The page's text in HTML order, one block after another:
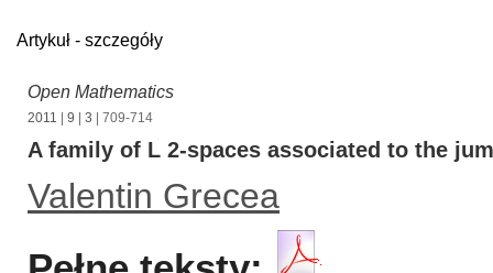
Artykuł - szczegóły
Open Mathematics
2011 9 3 | 709-714
A family of L 2-spaces associated to the
Valentin Grecea